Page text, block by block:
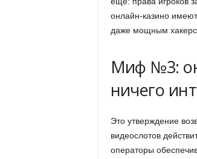
онлайн-казино
даже мощным
Миф №3:
ничего
Это утверждение
видеослотов
операторы